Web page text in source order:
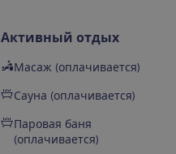
Активный отдых
Масаж (оплачивается)
Сауна (оплачивается)
Паровая баня
(оплачивается)